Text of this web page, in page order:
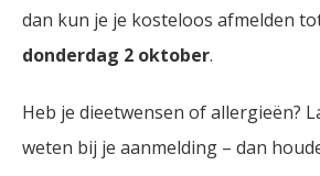
dan kun je je kosteloos afmelden
donderdag 2 oktober.
Heb je dieetwensen of allergieën?
weten bij je aanmelding – dan